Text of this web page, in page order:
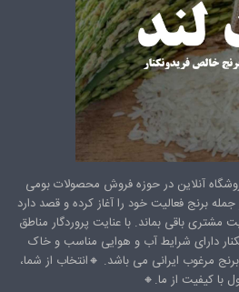
آنلاین در حوزه فروش محصولات بومی
برنج فعالیت خود را آغاز کرده و قصد دارد
باقی بماند. با عنایت پروردگار مناطق
دارای شرایط آب و هوایی مناسب و خاک
مرغوب ایرانی می باشد. 🔸️انتخاب از شما،
با کیفیت از ما.🔸️